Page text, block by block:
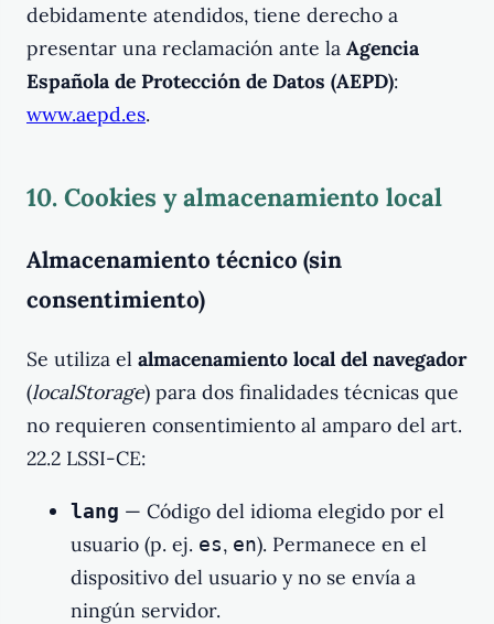
debidamente atendidos, tiene derecho a
presentar una reclamación ante la Agencia
Española de Protección de Datos (AEPD):
www.aepd.es.
10. Cookies y almacenamiento local
Almacenamiento técnico (sin
consentimiento)
Se utiliza el almacenamiento local del navegador
(localStorage) para dos finalidades técnicas que
no requieren consentimiento al amparo del art.
22.2 LSSI-CE:
lang — Código del idioma elegido por el
usuario (p. ej. es, en). Permanece en el
dispositivo del usuario y no se envía a
ningún servidor.